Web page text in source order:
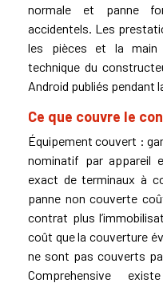
normale et panne
accidentels. Les
les pièces et la main
technique du
Android publiés pendant
Ce que couvre le
Équipement couvert :
nominatif par appareil
exact de terminaux à
panne non couverte
contrat plus
coût que la couverture
ne sont pas couverts
Comprehensive